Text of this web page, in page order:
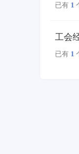
已有 1
工会
已有 1